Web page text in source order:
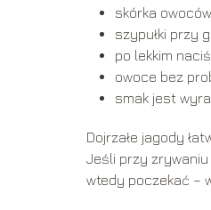
skórka
szypułki przy
po lekkim
owoce bez
smak jest
Dojrzałe jagody
Jeśli przy zrywaniu
wtedy poczekać –